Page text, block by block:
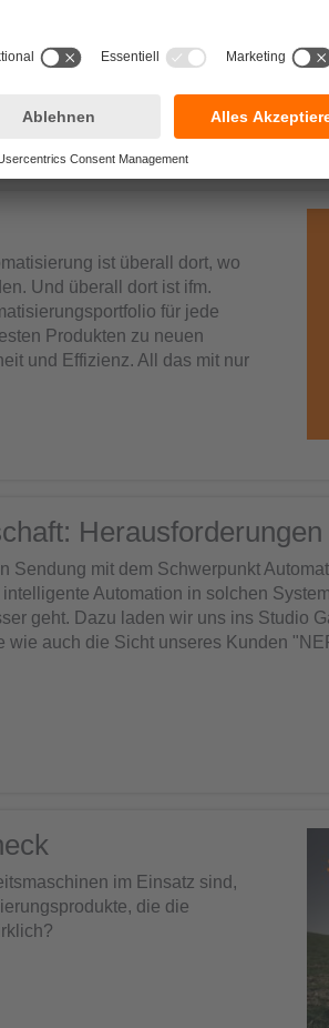
KI-
ist überall dort, wo
Und überall dort ist ifm.
für jede
Produkten zu neuen
und Effizienz. All das mit nur
Sendung mit dem Schwerpunkt
Automation in solchen
geht. Dazu laden wir uns ins Studio
wie auch die Sicht unseres Kunden
im Einsatz sind,
die die